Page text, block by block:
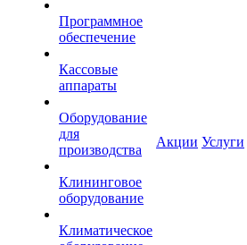
Программное
обеспечение
Кассовые
аппараты
Оборудование
для
производства
Клининговое
оборудование
Климатическое
Акции Услуги